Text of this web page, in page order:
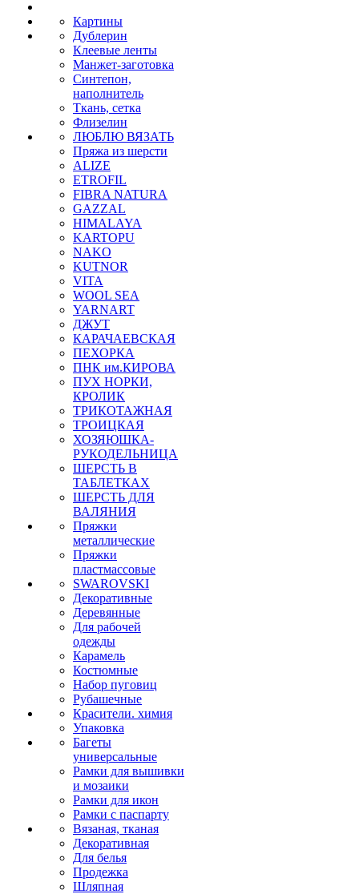
Картины
Дублерин
Клеевые ленты
Манжет-заготовка
Синтепон,
наполнитель
Ткань, сетка
Флизелин
ЛЮБЛЮ ВЯЗАТЬ
Пряжа из шерсти
ALIZE
ETROFIL
FIBRA NATURA
GAZZAL
HIMALAYA
KARTOPU
NAKO
KUTNOR
VITA
WOOL SEA
YARNART
ДЖУТ
КАРАЧАЕВСКАЯ
ПЕХОРКА
ПНК им.КИРОВА
ПУХ НОРКИ,
КРОЛИК
ТРИКОТАЖНАЯ
ТРОИЦКАЯ
ХОЗЯЮШКА-
РУКОДЕЛЬНИЦА
ШЕРСТЬ В
ТАБЛЕТКАХ
ШЕРСТЬ ДЛЯ
ВАЛЯНИЯ
Пряжки
металлические
Пряжки
пластмассовые
SWAROVSKI
Декоративные
Деревянные
Для рабочей
одежды
Карамель
Костюмные
Набор пуговиц
Рубашечные
Красители. химия
Упаковка
Багеты
универсальные
Рамки для вышивки
и мозаики
Рамки для икон
Рамки с паспарту
Вязаная, тканая
Декоративная
Для белья
Продежка
Шляпная